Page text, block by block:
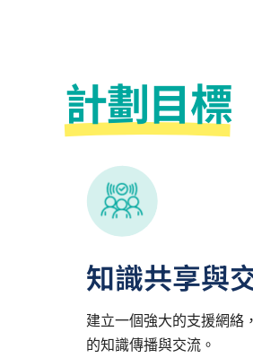
計劃目標
知識共享與
建立一個強大的支援網絡
的知識傳播與交流。